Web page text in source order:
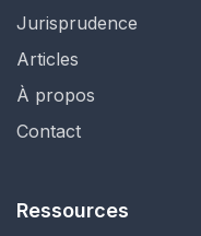
Jurisprudence
Articles
À propos
Contact
Ressources